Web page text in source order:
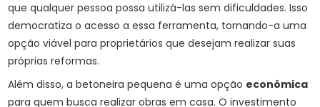
que qualquer pessoa possa utilizá-las sem dificuldades. Isso
democratiza o acesso a essa ferramenta, tornando-a uma
opção viável para proprietários que desejam realizar suas
próprias reformas.
Além disso, a betoneira pequena é uma opção econômica
para quem busca realizar obras em casa. O investimento